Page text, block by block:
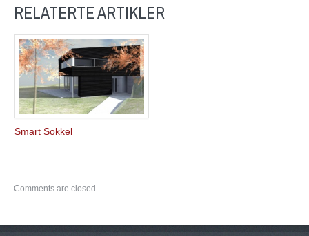
RELATERTE ARTIKLER
Smart Sokkel
Comments are closed.